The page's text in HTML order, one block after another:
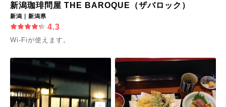
新潟珈琲問屋 THE BAROQUE（ザバロック）
新潟｜新潟県
4.3
Wi-Fiが使えます。